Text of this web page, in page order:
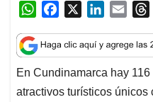
W
a
t
s
A
c
e
b
o
n
k
e
d
a
i
l
En Cundinamarca hay
atractivos turísticos únicos